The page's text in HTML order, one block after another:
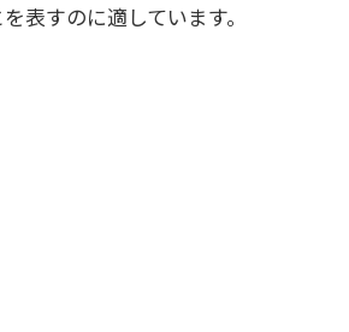
表すのに適しています。